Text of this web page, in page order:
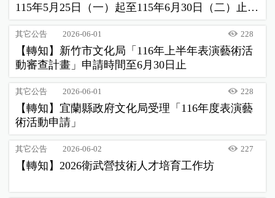
115年5月25日（一）起至115年6月30日（二）止開
放申請
其它公告 2026-06-01 228
【轉知】新竹市文化局「116年上半年表演藝術活
動審查計畫」申請時間至6月30日止
其它公告 2026-06-01 228
【轉知】宜蘭縣政府文化局受理「116年度表演藝
術活動申請」
其它公告 2026-06-02 227
【轉知】2026衛武營技術人才培育工作坊